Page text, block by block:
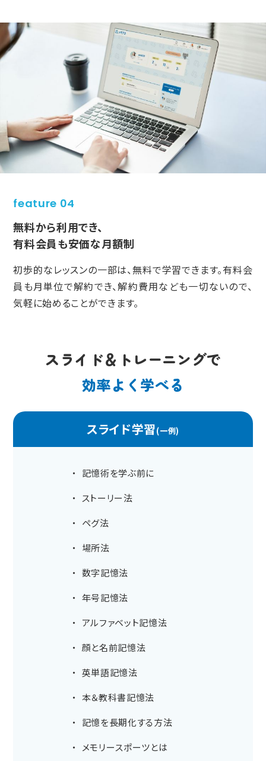
feature 04
無料から利用でき、
有料会員も安価な月額制
初歩的なレッスンの一部は、無料で学習できます。有料会
員も月単位で解約でき、解約費用なども一切ないので、
気軽に始めることができます。
スライド＆トレーニングで
効率よく学べる
スライド学習(一例)
記憶術を学ぶ前に
ストーリー法
ペグ法
場所法
数字記憶法
年号記憶法
アルファベット記憶法
顔と名前記憶法
英単語記憶法
本＆教科書記憶法
記憶を長期化する方法
メモリースポーツとは